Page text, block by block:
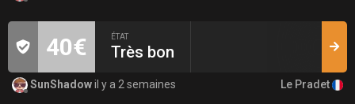
40€ ÉTAT
Très bon
SunShadowil y a 2 semaines Le Pradet